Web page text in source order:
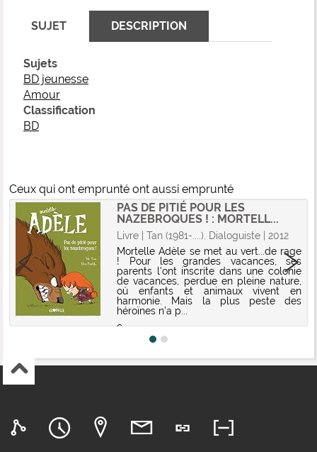
SUJET DESCRIPTION
Sujets
BD jeunesse
Amour
Classification
BD
Ceux qui ont emprunté ont aussi emprunté
PAS DE PITIÉ POUR LES
NAZEBROQUES ! : MORTELL...
Livre | Tan (1981-....). Dialoguiste | 2012
Mortelle Adèle se met au vert...de rage
! Pour les grandes vacances, ses
parents l'ont inscrite dans une colonie
de vacances, perdue en pleine nature,
où enfants et animaux vivent en
harmonie. Mais la plus peste des
héroïnes n'a p...
c